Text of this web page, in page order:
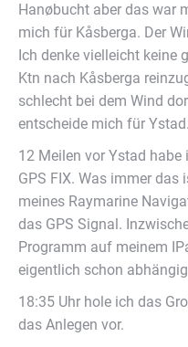
Hanøbucht aber das war
mich für Kåsberga. Der
Ich denke vielleicht keine
Ktn nach Kåsberga
schlecht bei dem Wind
entscheide mich für Ystad.
12 Meilen vor Ystad habe
GPS FIX. Was immer das
meines Raymarine
das GPS Signal.
Programm auf meinem
eigentlich schon
18:35 Uhr hole ich das
das Anlegen vor.